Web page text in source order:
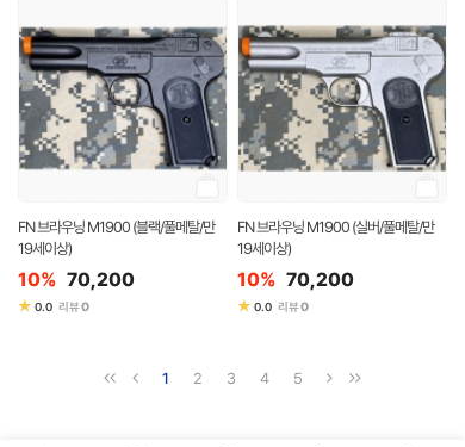
FN 브라우닝 M1900 (블랙/풀메탈/만
19세이상)
10% 70,200
★ 0.0 리뷰0
FN 브라우닝 M1900 (실버/풀메탈/만
19세이상)
10% 70,200
★ 0.0 리뷰0
1 2 3 4 5